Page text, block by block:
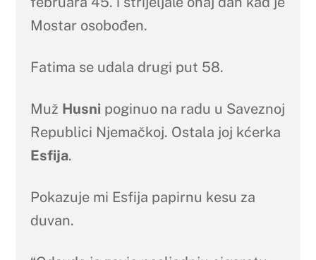
Mostar osobođen.
Fatima se udala drugi put 58.
Muž Husni poginuo na radu u Saveznoj
Republici Njemačkoj. Ostala joj kćerka
Esfija.
Pokazuje mi Esfija papirnu kesu za
duvan.